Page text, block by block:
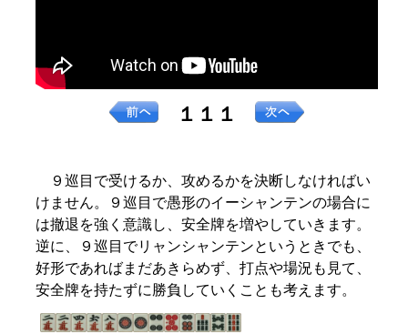
１１１
９巡目で受けるか、攻めるかを決断しなければい
けません。９巡目で愚形のイーシャンテンの場合に
は撤退を強く意識し、安全牌を増やしていきます。
逆に、９巡目でリャンシャンテンというときでも、
好形であればまだあきらめず、打点や場況も見て、
安全牌を持たずに勝負していくことも考えます。